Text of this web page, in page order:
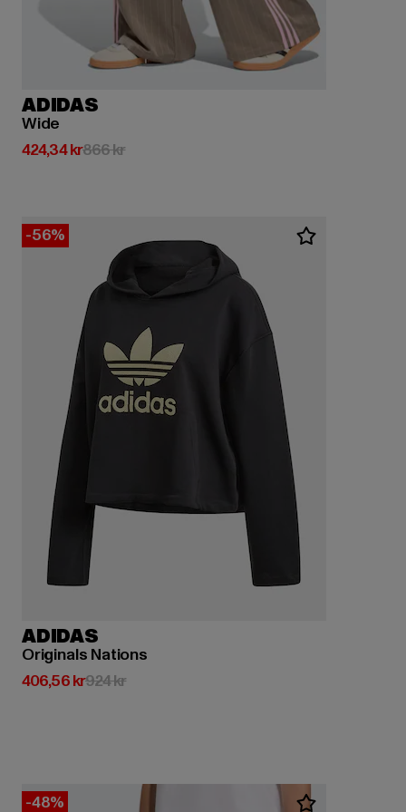
ADIDAS
Wide
424,34 kr
Nuvarande pris: 424,34 kr
866 krKampanjpris: 866 kr
-56%
ADIDAS
Originals Nations
406,56 kr
Nuvarande pris: 406,56 kr
924 krKampanjpris: 924 kr
-48%